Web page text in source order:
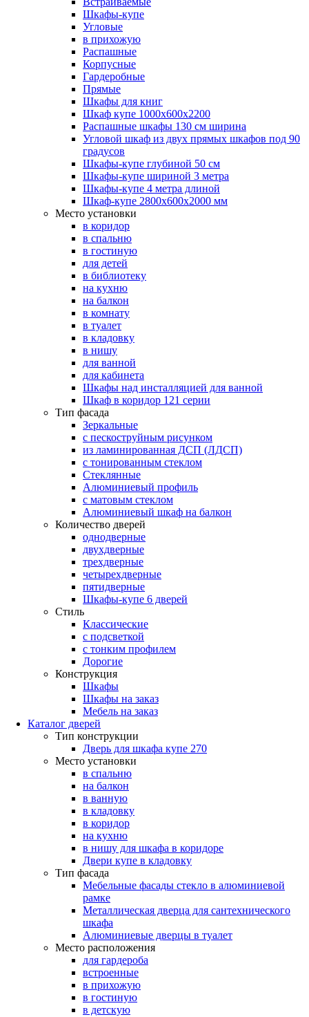
Шкафы-купе
Угловые
в прихожую
Распашные
Корпусные
Гардеробные
Прямые
Шкафы для книг
Шкаф купе 1000х600х2200
Распашные шкафы 130 см ширина
Угловой шкаф из двух прямых шкафов под 90
градусов
Шкафы-купе глубиной 50 см
Шкафы-купе шириной 3 метра
Шкафы-купе 4 метра длиной
Шкаф-купе 2800х600х2000 мм
Место установки
в коридор
в спальню
в гостиную
для детей
в библиотеку
на кухню
на балкон
в комнату
в туалет
в кладовку
в нишу
для ванной
для кабинета
Шкафы над инсталляцией для ванной
Шкаф в коридор 121 серии
Тип фасада
Зеркальные
с пескоструйным рисунком
из ламинированная ДСП (ЛДСП)
с тонированным стеклом
Стеклянные
Алюминиевый профиль
с матовым стеклом
Алюминиевый шкаф на балкон
Количество дверей
однодверные
двухдверные
трехдверные
четырехдверные
пятидверные
Шкафы-купе 6 дверей
Стиль
Классические
с подсветкой
с тонким профилем
Дорогие
Конструкция
Шкафы
Шкафы на заказ
Мебель на заказ
Каталог дверей
Тип конструкции
Дверь для шкафа купе 270
Место установки
в спальню
на балкон
в ванную
в кладовку
в коридор
на кухню
в нишу для шкафа в коридоре
Двери купе в кладовку
Тип фасада
Мебельные фасады стекло в алюминиевой
рамке
Металлическая дверца для сантехнического
шкафа
Алюминиевые дверцы в туалет
Место расположения
для гардероба
встроенные
в прихожую
в гостиную
в детскую